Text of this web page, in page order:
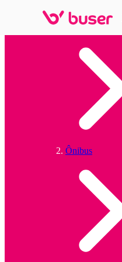
Ônibus